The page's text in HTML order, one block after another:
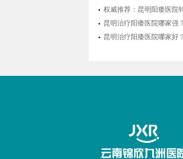
权威推荐：昆明阳痿医院
昆明治疗阳痿医院哪家强
昆明治疗阳痿医院哪家好